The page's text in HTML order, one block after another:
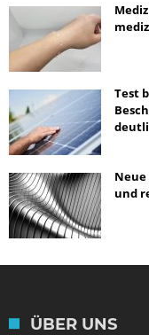
Test
Neue
und
ÜBER UNS